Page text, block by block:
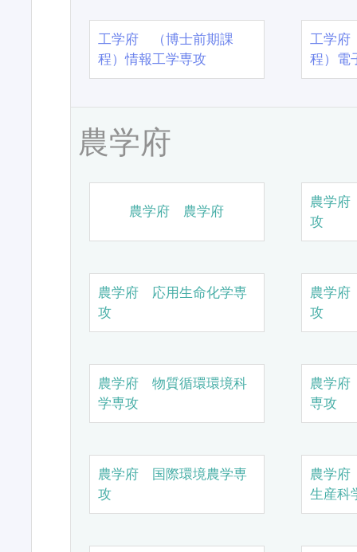
工学府 （博士前期課
程）情報工学専攻
工学
程）電
農学府
農学府 農学府
農学
攻
農学府 応用生命化学専
攻
農学
攻
農学府 物質循環環境科
学専攻
農学
専攻
農学府 国際環境農学専
攻
農学
生産科